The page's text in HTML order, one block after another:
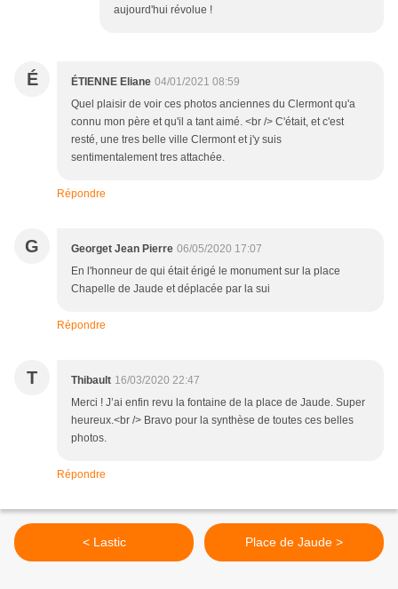
aujourd'hui révolue !
É ÉTIENNE Eliane 04/01/2021 08:59
Quel plaisir de voir ces photos anciennes du Clermont qu'a
connu mon père et qu'il a tant aimé. <br /> C'était, et c'est
resté, une tres belle ville Clermont et j'y suis
sentimentalement tres attachée.
Répondre
G Georget Jean Pierre 06/05/2020 17:07
En l'honneur de qui était érigé le monument sur la place
Chapelle de Jaude et déplacée par la sui
Répondre
T Thibault 16/03/2020 22:47
Merci ! J’ai enfin revu la fontaine de la place de Jaude. Super
heureux.<br /> Bravo pour la synthèse de toutes ces belles
photos.
Répondre
< Lastic Place de Jaude >